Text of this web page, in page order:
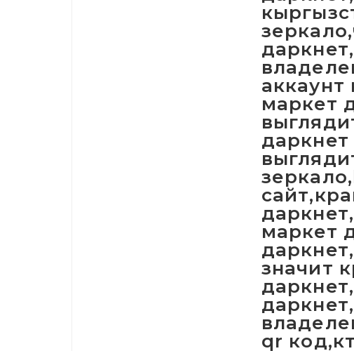
аккаунт
маркет
даркнет
маркет
значит
qr